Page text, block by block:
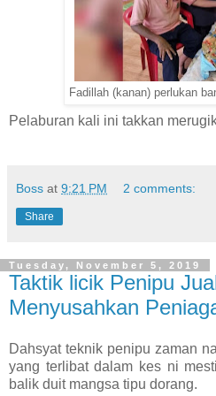
Fadillah (kanan) perlukan
Pelaburan kali ini takkan
Boss at 9:21 PM 2 comments:
Share
Tuesday, November 5, 2019
Taktik licik Penipu
Menyusahkan
Dahsyat teknik penipu zaman
yang terlibat dalam kes ni
balik duit mangsa tipu dorang.